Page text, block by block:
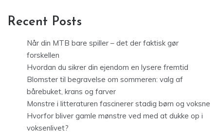
Recent Posts
Når din MTB bare spiller – det der faktisk gør
forskellen
Hvordan du sikrer din ejendom en lysere fremtid
Blomster til begravelse om sommeren: valg af
bårebuket, krans og farver
Monstre i litteraturen fascinerer stadig børn og voksne
Hvorfor bliver gamle mønstre ved med at dukke op i
voksenlivet?